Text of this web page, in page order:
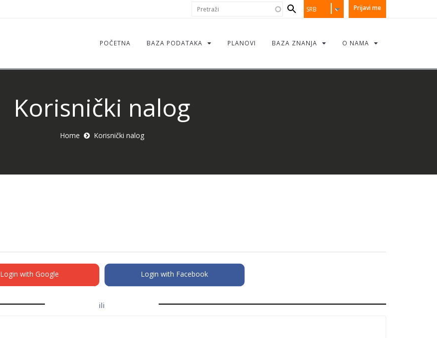
Prijavi me
SRB
Search
form
POČETNA BAZA PODATAKA PLANOVI BAZA ZNANJA O NAMA
Korisnički nalog
Home Korisnički nalog
Login with Google Login with Facebook
ili